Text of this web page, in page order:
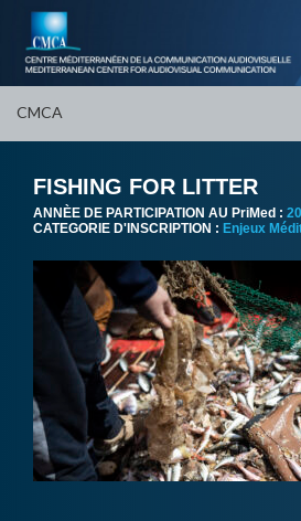
CMCA
FISHING FOR LITTER
ANNÈE DE PARTICIPATION AU PriMed :
CATEGORIE D'INSCRIPTION : Enjeux